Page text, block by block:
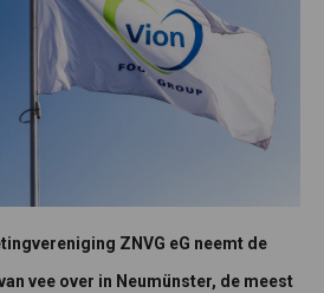
ZNVG eG neemt de
vee over in Neumünster, de meest